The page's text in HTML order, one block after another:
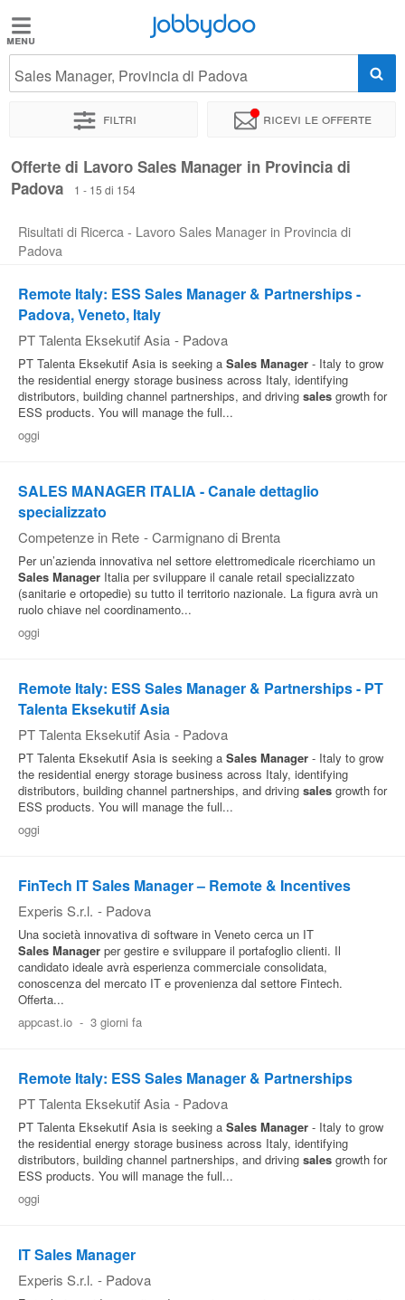
Jobbydoo
Offerte
Stipendi
Elenco
Blog
Pubblica
Area
Aziende
Jobbydoo
Sales Manager, Provincia di Padova
Filtri Ricevi le offerte
Offerte di Lavoro Sales Manager in Provincia di
Padova
1 - 15 di 154
Risultati di Ricerca - Lavoro Sales Manager in Provincia di
Padova
Remote Italy: ESS Sales Manager & Partnerships -
Padova, Veneto, Italy
PT Talenta Eksekutif Asia - Padova
PT Talenta Eksekutif Asia is seeking a Sales Manager - Italy to grow
the residential energy storage business across Italy, identifying
distributors, building channel partnerships, and driving sales growth for
ESS products. You will manage the full...
oggi
SALES MANAGER ITALIA - Canale dettaglio
specializzato
Competenze in Rete - Carmignano di Brenta
Per un’azienda innovativa nel settore elettromedicale ricerchiamo un
Sales Manager Italia per sviluppare il canale retail specializzato
(sanitarie e ortopedie) su tutto il territorio nazionale. La figura avrà un
ruolo chiave nel coordinamento...
oggi
Remote Italy: ESS Sales Manager & Partnerships - PT
Talenta Eksekutif Asia
PT Talenta Eksekutif Asia - Padova
PT Talenta Eksekutif Asia is seeking a Sales Manager - Italy to grow
the residential energy storage business across Italy, identifying
distributors, building channel partnerships, and driving sales growth for
ESS products. You will manage the full...
oggi
FinTech IT Sales Manager – Remote & Incentives
Experis S.r.l. - Padova
Una società innovativa di software in Veneto cerca un IT
Sales Manager per gestire e sviluppare il portafoglio clienti. Il
candidato ideale avrà esperienza commerciale consolidata,
conoscenza del mercato IT e provenienza dal settore Fintech.
Offerta...
appcast.io - 3 giorni fa
Remote Italy: ESS Sales Manager & Partnerships
PT Talenta Eksekutif Asia - Padova
PT Talenta Eksekutif Asia is seeking a Sales Manager - Italy to grow
the residential energy storage business across Italy, identifying
distributors, building channel partnerships, and driving sales growth for
ESS products. You will manage the full...
oggi
IT Sales Manager
Experis S.r.l. - Padova